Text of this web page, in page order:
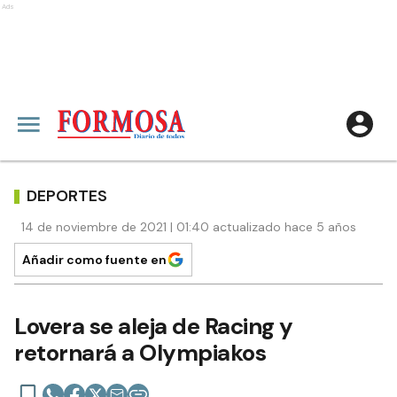
Ads
DEPORTES
14 de noviembre de 2021 | 01:40 actualizado hace 5 años
Añadir como fuente en
Lovera se aleja de Racing y
retornará a Olympiakos